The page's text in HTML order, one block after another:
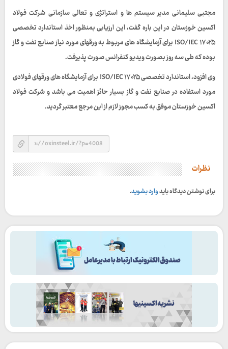
مجتبی سلیمانی مدیر سیستم ها و استراتژی و تعالی سازمانی شرکت فولاد
اکسین خوزستان در این باره گفت، این ارزیابی بمنظور اخذ استاندارد تخصصی
ISO/IEC ۱۷۰۲۵ برای آزمایشگاه های مربوط به ورقهای مورد نیاز صنایع نفت و گاز
بوده که طی سه روز بصورت ویدیو کنفرانس صورت پذیرفت.
وی افزود، استاندارد تخصصی ISO/IEC ۱۷۰۲۵ برای آزمایشگاه های ورقهای فولادی
مورد استفاده در صنایع نفت و گاز بسیار حائز اهمیت می باشد و شرکت فولاد
اکسین خوزستان موفق به کسب مجوز لازم از این مرجع معتبر گردید.
نظرات
برای نوشتن دیدگاه بایدوارد بشوید.